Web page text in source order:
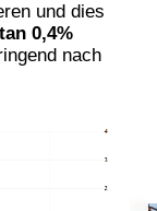
und dies
0,4%
nach